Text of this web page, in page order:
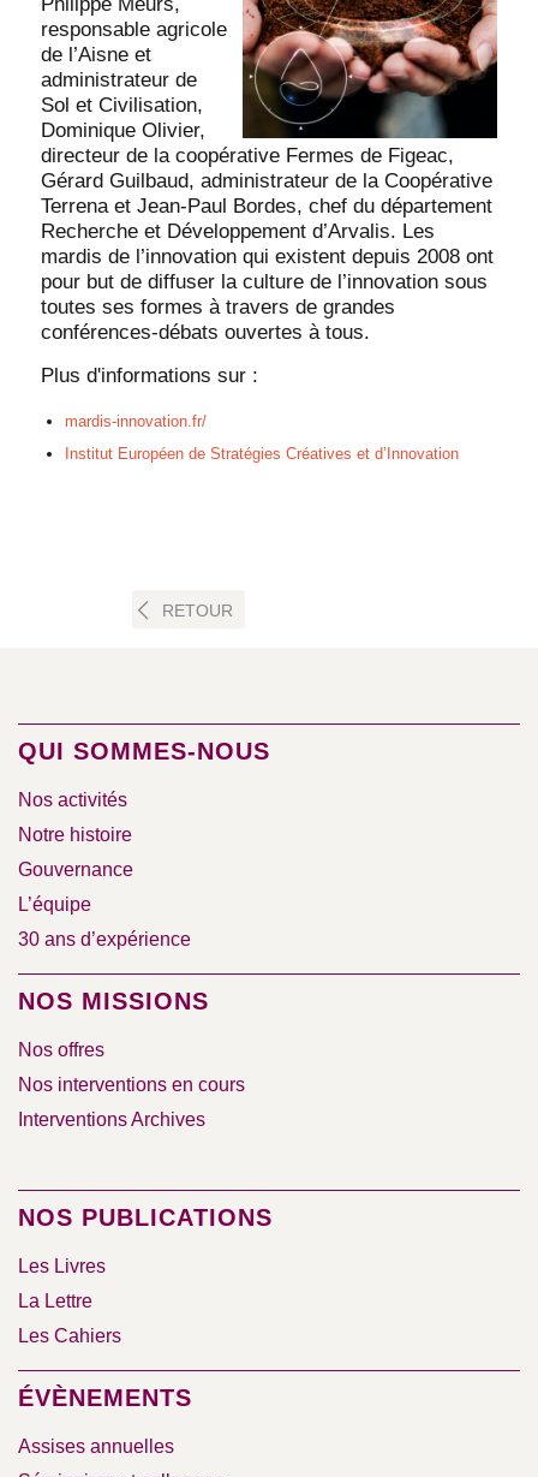
Philippe Meurs,
responsable agricole
de l’Aisne et
administrateur de
Sol et Civilisation,
Dominique Olivier,
directeur de la coopérative Fermes de Figeac,
Gérard Guilbaud, administrateur de la Coopérative
Terrena et Jean-Paul Bordes, chef du département
Recherche et Développement d’Arvalis. Les
mardis de l’innovation qui existent depuis 2008 ont
pour but de diffuser la culture de l’innovation sous
toutes ses formes à travers de grandes
conférences-débats ouvertes à tous.
Plus d'informations sur :
mardis-innovation.fr/
Institut Européen de Stratégies Créatives et d’Innovation
RETOUR
QUI SOMMES-NOUS
Nos activités
Notre histoire
Gouvernance
L’équipe
30 ans d’expérience
NOS MISSIONS
Nos offres
Nos interventions en cours
Interventions Archives
NOS PUBLICATIONS
Les Livres
La Lettre
Les Cahiers
ÉVÈNEMENTS
Assises annuelles